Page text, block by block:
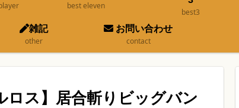
best eleven
best3
雑記
other
お問い合わせ
contact
ロス】居合斬りビッグバン